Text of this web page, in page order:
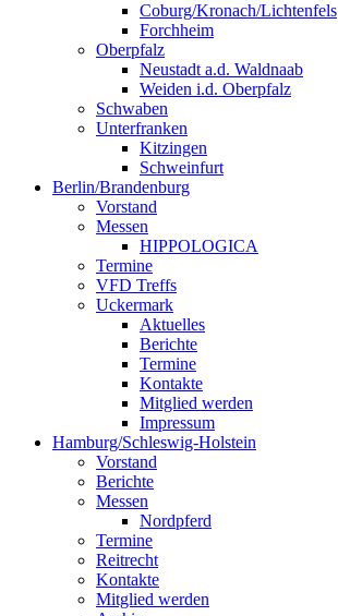
Coburg/Kronach/Lichtenfels
Forchheim
Oberpfalz
Neustadt a.d. Waldnaab
Weiden i.d. Oberpfalz
Schwaben
Unterfranken
Kitzingen
Schweinfurt
Berlin/Brandenburg
Vorstand
Messen
HIPPOLOGICA
Termine
VFD Treffs
Uckermark
Aktuelles
Berichte
Termine
Kontakte
Mitglied werden
Impressum
Hamburg/Schleswig-Holstein
Vorstand
Berichte
Messen
Nordpferd
Termine
Reitrecht
Kontakte
Mitglied werden